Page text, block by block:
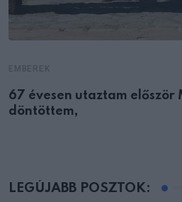
67 évesen utaztam először
döntöttem,
LEGÚJABB POSZTOK: